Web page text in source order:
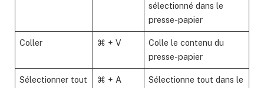
sélectionné dans le
presse-papier
Coller ⌘ + V
Colle le contenu du
presse-papier
Sélectionner tout ⌘ + A
Sélectionne tout dans le